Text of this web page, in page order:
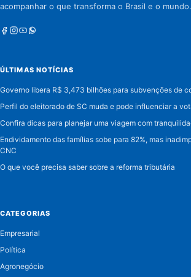
acompanhar o que transforma o Brasil e o mundo.
Facebook
Instagram
Youtube
Whatsapp
ÚLTIMAS NOTÍCIAS
Governo libera R$ 3,473 bilhões para subvenções de
Perfil do eleitorado de SC muda e pode influenciar a
Confira dicas para planejar uma viagem com
Endividamento das famílias sobe para 82%, mas
CNC
O que você precisa saber sobre a reforma tributária
CATEGORIAS
Empresarial
Política
Agronegócio